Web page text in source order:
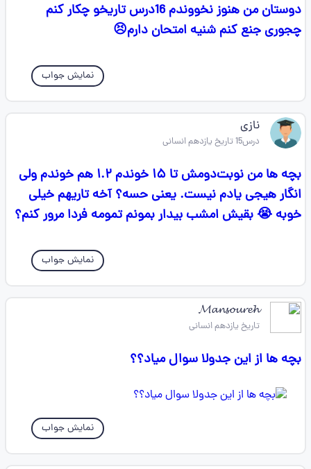
دوستان من هنوز نخووندم 16درس تاریخو چکار کنم
چجوری جنع کنم شنیه امتحان دارم😣
نمایش جواب
نازی
درس15 تاریخ یازدهم انسانی
بچه ها من نوبت‌دومش تا ۱۵ خوندم ۱.۲ هم خوندم ولی
انگار هیجی یادم نیست. یعنی حسه؟ آخه تاریهم خیلی
خوبه 😭 بقیش امشب بیدار بمونم تمومه فردا مرور کنم؟
نمایش جواب
𝓜𝓪𝓷𝓼𝓸𝓾𝓻𝓮𝓱
تاریخ یازدهم انسانی
بچه ها از این جدولا سوال میاد؟؟
نمایش جواب